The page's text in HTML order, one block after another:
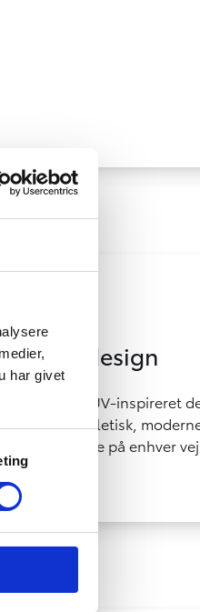
har givet
design
et markant SUV-inspireret
til byen. Atletisk,
på enhver